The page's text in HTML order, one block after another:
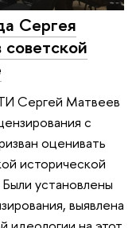
Сергея
Сергей Матвеев
с
оценивать
исторической
установлены
выявлена